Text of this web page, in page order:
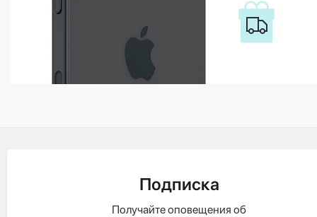
Подписка
Получайте оповещения об